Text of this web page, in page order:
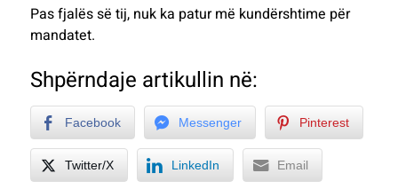
Pas fjalës së tij, nuk ka patur më kundërshtime për
mandatet.
Shpërndaje artikullin në:
Facebook Messenger Pinterest
Twitter/X LinkedIn Email